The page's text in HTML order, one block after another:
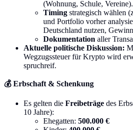
(Wohnung, Schule, Vereine).
Timing strategisch wählen
und Portfolio vorher
Deutschland nutzen,
Dokumentation aller
Aktuelle politische Diskussion:
Wegzugssteuer für Krypto wird
spruchreif.
💰 Erbschaft & Schenkung
Es gelten die Freibeträge des
10 Jahre):
Ehegatten: 500.000 €